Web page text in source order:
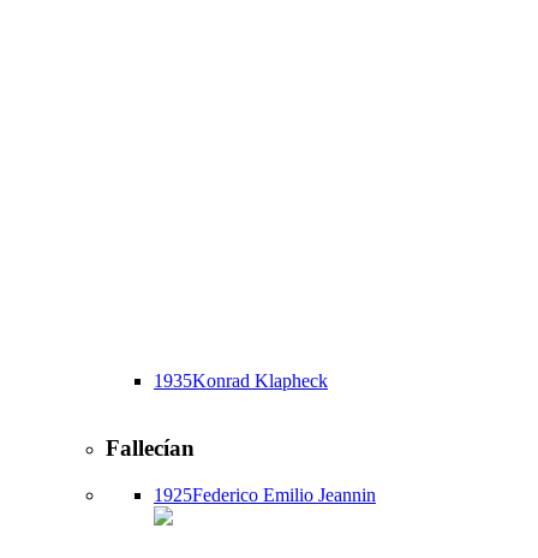
1935Konrad Klapheck
Fallecían
1925Federico Emilio Jeannin